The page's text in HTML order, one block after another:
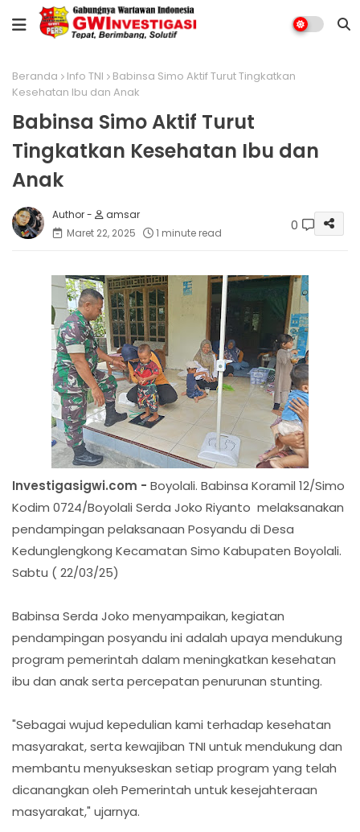
Beranda Info TNI
Babinsa Simo Aktif Turut Tingkatkan
Kesehatan Ibu dan Anak
Babinsa Simo Aktif Turut
Tingkatkan Kesehatan Ibu dan
Anak
amsar
Maret 22, 2025
1 minute read 0
Investigasigwi.com - Boyolali. Babinsa Koramil 12/Simo
Kodim 0724/Boyolali Serda Joko Riyanto melaksanakan
pendampingan pelaksanaan Posyandu di Desa
Kedunglengkong Kecamatan Simo Kabupaten Boyolali.
Sabtu ( 22/03/25)
Babinsa Serda Joko menyampaikan, kegiatan
pendampingan posyandu ini adalah upaya mendukung
program pemerintah dalam meningkatkan kesehatan
ibu dan anak serta percepatan penurunan stunting.
"Sebagai wujud kepedulian kami terhadap kesehatan
masyarakat, serta kewajiban TNI untuk mendukung dan
membantu menyukseskan setiap program yang telah
dicanangkan oleh Pemerintah untuk kesejahteraan
masyarakat," ujarnya.